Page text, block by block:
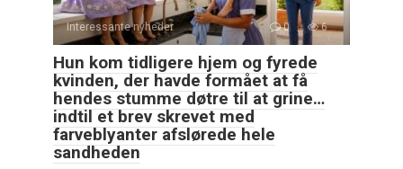
Interessante nyheder 0 6
Hun kom tidligere hjem og fyrede
kvinden, der havde formået at få
hendes stumme døtre til at grine…
indtil et brev skrevet med
farveblyanter afslørede hele
sandheden